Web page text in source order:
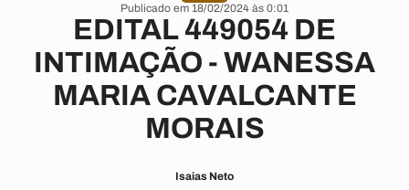
Publicado em 18/02/2024 às 0:01
EDITAL 449054 DE
INTIMAÇÃO - WANESSA
MARIA CAVALCANTE
MORAIS
Isaias Neto